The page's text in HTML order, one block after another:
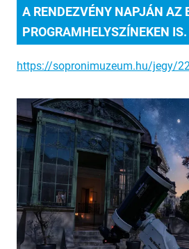
A RENDEZVÉNY NAPJÁN AZ
PROGRAMHELYSZÍNEKEN IS.
https://sopronimuzeum.hu/jegy/